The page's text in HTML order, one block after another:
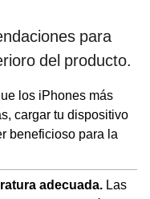
para
del producto.
los iPhones más
cargar tu dispositivo
beneficioso para la
adecuada. Las